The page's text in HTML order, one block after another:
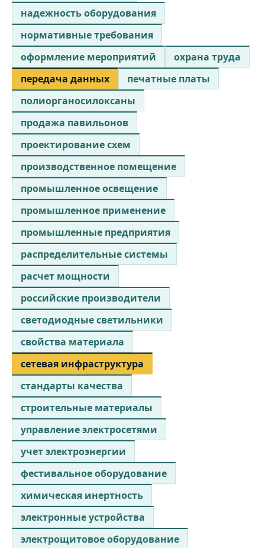
надежность оборудования
нормативные требования
оформление мероприятий
охрана труда
передача данных
печатные платы
полиорганосилоксаны
продажа павильонов
проектирование схем
производственное помещение
промышленное освещение
промышленное применение
промышленные предприятия
распределительные системы
расчет мощности
российские производители
светодиодные светильники
свойства материала
сетевая инфраструктура
стандарты качества
строительные материалы
управление электросетями
учет электроэнергии
фестивальное оборудование
химическая инертность
электронные устройства
электрощитовое оборудование